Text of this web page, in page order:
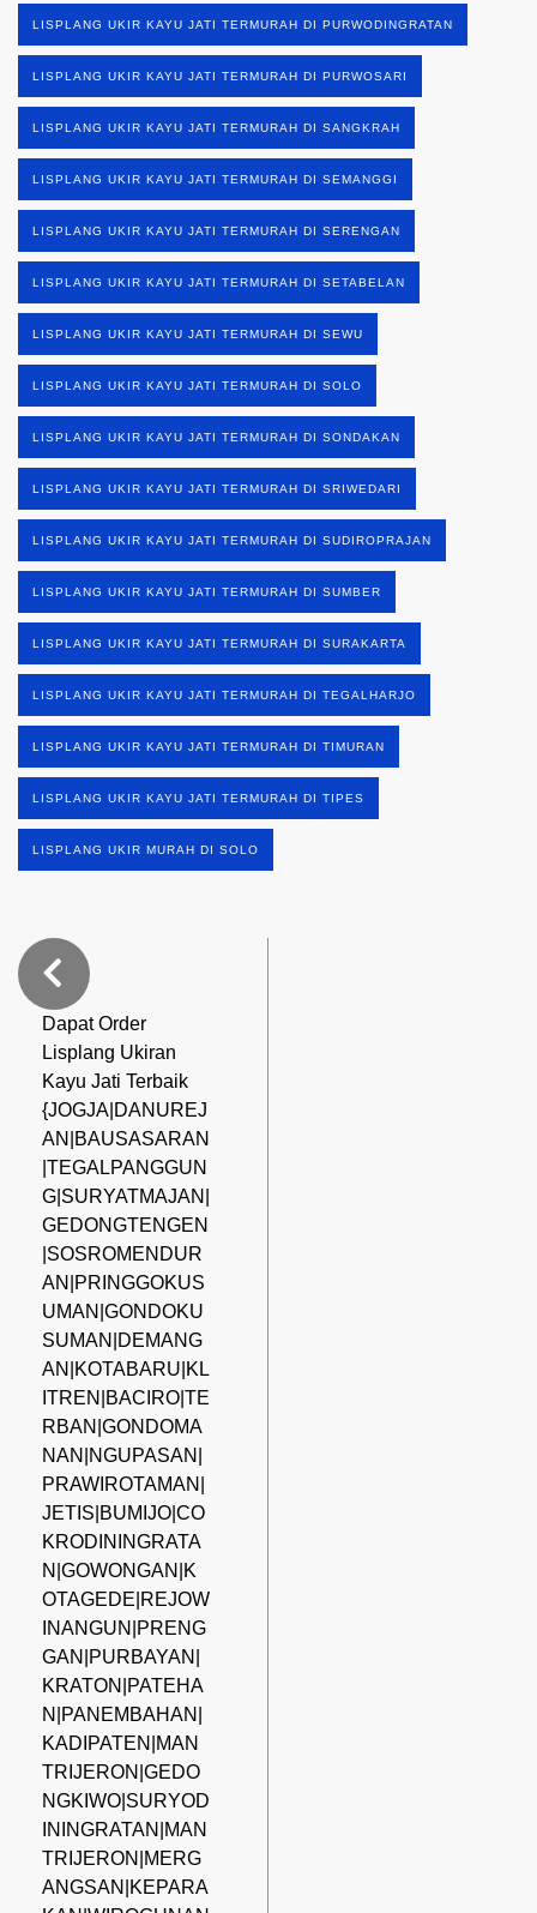
LISPLANG UKIR KAYU JATI TERMURAH DI PURWODINGRATAN
LISPLANG UKIR KAYU JATI TERMURAH DI PURWOSARI
LISPLANG UKIR KAYU JATI TERMURAH DI SANGKRAH
LISPLANG UKIR KAYU JATI TERMURAH DI SEMANGGI
LISPLANG UKIR KAYU JATI TERMURAH DI SERENGAN
LISPLANG UKIR KAYU JATI TERMURAH DI SETABELAN
LISPLANG UKIR KAYU JATI TERMURAH DI SEWU
LISPLANG UKIR KAYU JATI TERMURAH DI SOLO
LISPLANG UKIR KAYU JATI TERMURAH DI SONDAKAN
LISPLANG UKIR KAYU JATI TERMURAH DI SRIWEDARI
LISPLANG UKIR KAYU JATI TERMURAH DI SUDIROPRAJAN
LISPLANG UKIR KAYU JATI TERMURAH DI SUMBER
LISPLANG UKIR KAYU JATI TERMURAH DI SURAKARTA
LISPLANG UKIR KAYU JATI TERMURAH DI TEGALHARJO
LISPLANG UKIR KAYU JATI TERMURAH DI TIMURAN
LISPLANG UKIR KAYU JATI TERMURAH DI TIPES
LISPLANG UKIR MURAH DI SOLO
Dapat Order
Lisplang Ukiran
Kayu Jati Terbaik
{JOGJA|DANUREJ
AN|BAUSASARAN
|TEGALPANGGUN
G|SURYATMAJAN|
GEDONGTENGEN
|SOSROMENDUR
AN|PRINGGOKUS
UMAN|GONDOKU
SUMAN|DEMANG
AN|KOTABARU|KL
ITREN|BACIRO|TE
RBAN|GONDOMA
NAN|NGUPASAN|
PRAWIROTAMAN|
JETIS|BUMIJO|CO
KRODININGRATA
N|GOWONGAN|K
OTAGEDE|REJOW
INANGUN|PRENG
GAN|PURBAYAN|
KRATON|PATEHA
N|PANEMBAHAN|
KADIPATEN|MAN
TRIJERON|GEDO
NGKIWO|SURYOD
ININGRATAN|MAN
TRIJERON|MERG
ANGSAN|KEPARA